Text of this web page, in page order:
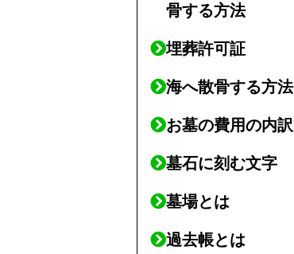
骨する方法
埋葬許可証
海へ散骨する方法
お墓の費用の内訳
墓石に刻む文字
墓場とは
過去帳とは